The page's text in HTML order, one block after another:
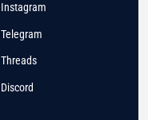
Instagram
Telegram
Threads
Discord